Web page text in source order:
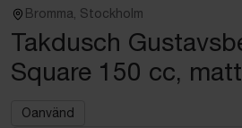
Bromma, Stockholm
Takdusch
Square 150 cc,
Oanvänd